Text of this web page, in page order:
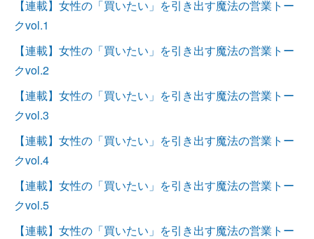
【連載】女性の「買いたい」を引き出す魔法の営業トー
クvol.1
【連載】女性の「買いたい」を引き出す魔法の営業トー
クvol.2
【連載】女性の「買いたい」を引き出す魔法の営業トー
クvol.3
【連載】女性の「買いたい」を引き出す魔法の営業トー
クvol.4
【連載】女性の「買いたい」を引き出す魔法の営業トー
クvol.5
【連載】女性の「買いたい」を引き出す魔法の営業トー